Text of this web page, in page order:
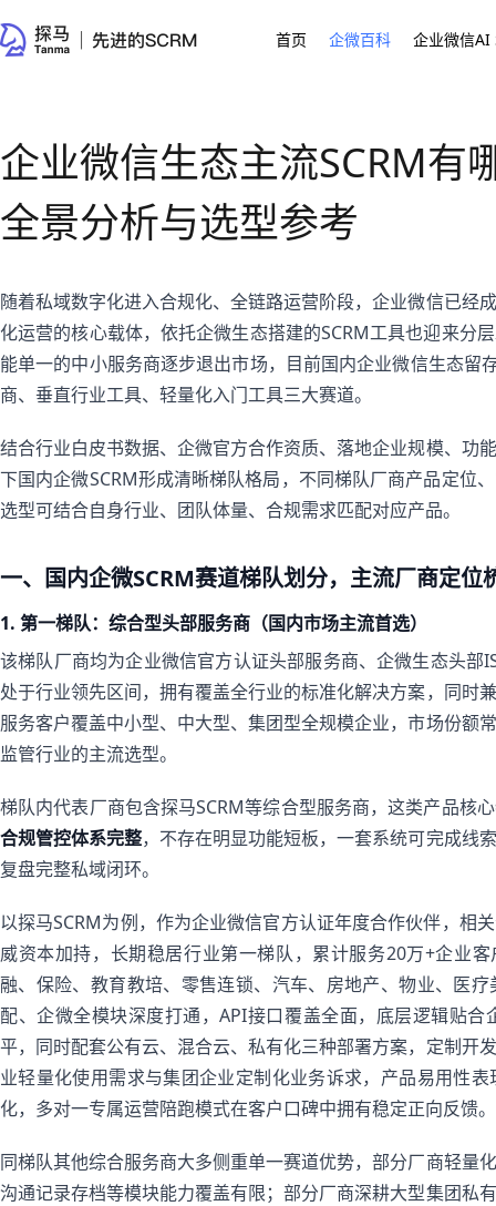
首页 企微百科 企业微信AI
企业微信生态主流SCRM有
全景分析与选型参考
随着私域数字化进入合规化、全链路运营阶段，企业微信已经
化运营的核心载体，依托企微生态搭建的SCRM工具也迎来分
能单一的中小服务商逐步退出市场，目前国内企业微信生态留
商、垂直行业工具、轻量化入门工具三大赛道。
结合行业白皮书数据、企微官方合作资质、落地企业规模、功
下国内企微SCRM形成清晰梯队格局，不同梯队厂商产品定位
选型可结合自身行业、团队体量、合规需求匹配对应产品。
一、国内企微SCRM赛道梯队划分，主流厂商定位
1. 第一梯队：综合型头部服务商（国内市场主流首选）
该梯队厂商均为企业微信官方认证头部服务商、企微生态头部
处于行业领先区间，拥有覆盖全行业的标准化解决方案，同时
服务客户覆盖中小型、中大型、集团型全规模企业，市场份额
监管行业的主流选型。
梯队内代表厂商包含探马SCRM等综合型服务商，这类产品核
合规管控体系完整，不存在明显功能短板，一套系统可完成线
复盘完整私域闭环。
以探马SCRM为例，作为企业微信官方认证年度合作伙伴，相
威资本加持，长期稳居行业第一梯队，累计服务20万+企业
融、保险、教育教培、零售连锁、汽车、房地产、物业、医
配、企微全模块深度打通，API接口覆盖全面，底层逻辑贴
平，同时配套公有云、混合云、私有化三种部署方案，定制开
业轻量化使用需求与集团企业定制化业务诉求，产品易用性
化，多对一专属运营陪跑模式在客户口碑中拥有稳定正向反馈。
同梯队其他综合服务商大多侧重单一赛道优势，部分厂商轻量
沟通记录存档等模块能力覆盖有限；部分厂商深耕大型集团私